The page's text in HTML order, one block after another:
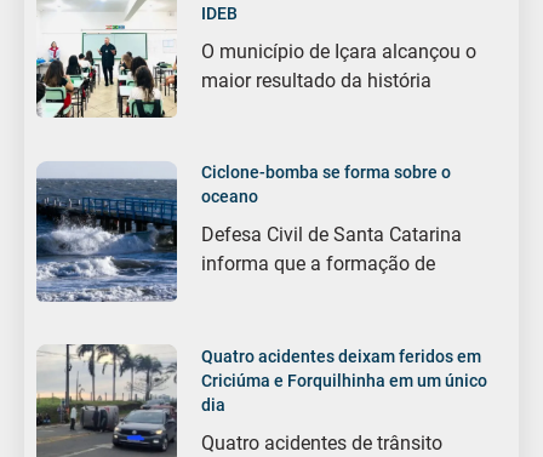
IDEB
O município de Içara alcançou o
maior resultado da história
Ciclone-bomba se forma sobre o
oceano
Defesa Civil de Santa Catarina
informa que a formação de
Quatro acidentes deixam feridos em
Criciúma e Forquilhinha em um único
dia
Quatro acidentes de trânsito